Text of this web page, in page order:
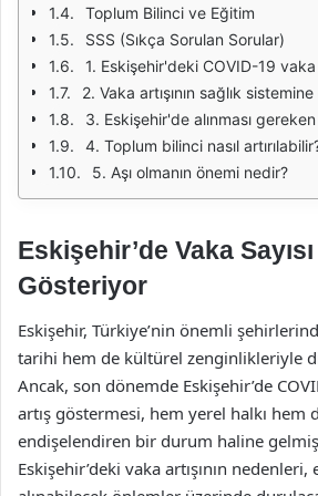
Toplum Bilinci ve Eğitim
SSS (Sıkça Sorulan Sorular)
1. Eskişehir'deki COVID-19 vaka
2. Vaka artışının sağlık
3. Eskişehir'de alınması
4. Toplum bilinci nasıl
5. Aşı olmanın önemi nedir?
Eskişehir’de Vaka
Gösteriyor
Eskişehir, Türkiye’nin önemli
tarihi hem de kültürel zenginlikleriyle
Ancak, son dönemde Eskişehir’de
artış göstermesi, hem yerel halkı hem
endişelendiren bir durum haline
Eskişehir’deki vaka artışının